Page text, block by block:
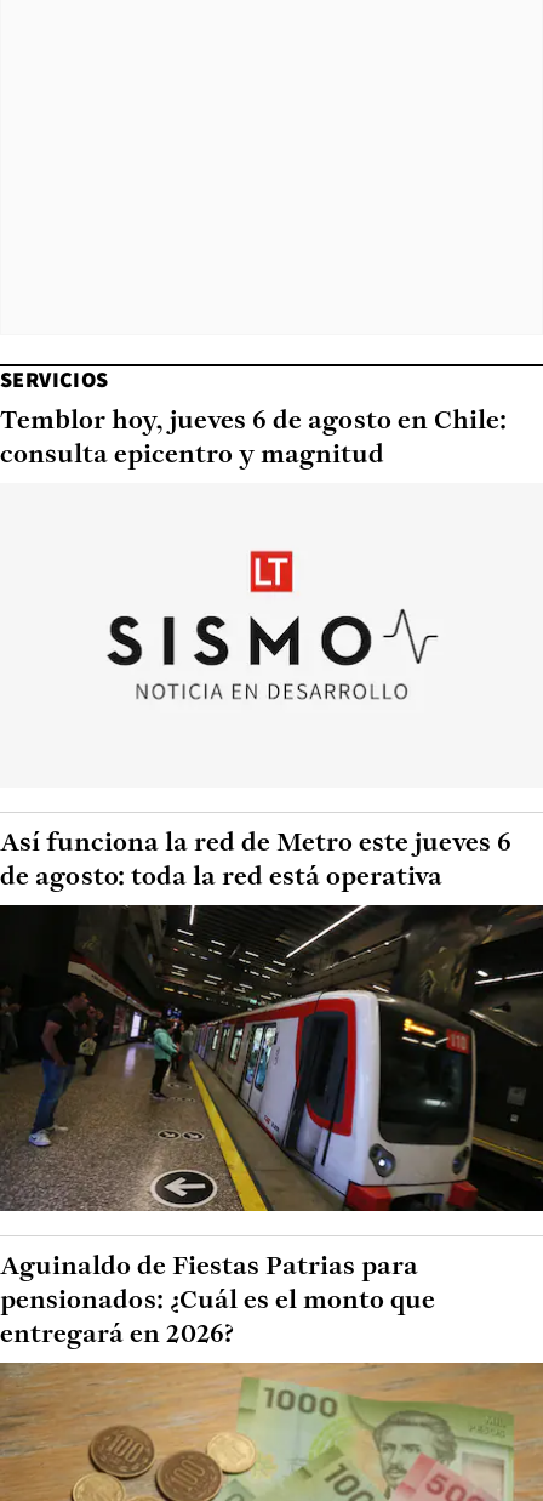
SERVICIOS
Temblor hoy, jueves 6 de agosto en Chile:
consulta epicentro y magnitud
Así funciona la red de Metro este jueves 6
de agosto: toda la red está operativa
Aguinaldo de Fiestas Patrias para
pensionados: ¿Cuál es el monto que
entregará en 2026?